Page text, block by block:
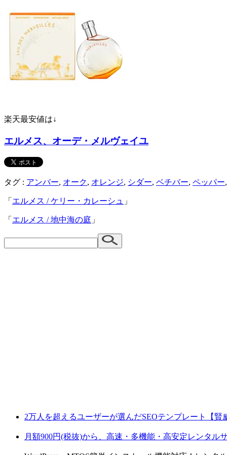
楽天最安値は↓
エルメス、オーデ・メルヴェイユ
タグ : アンバー, オーク, オレンジ, シダー, ベチバー, ペッパー,
「 エルメス / ケリー・カレーシュ 」
「 エルメス / 地中海の庭 」
2万人を超えるユーザーが選んだSEOテンプレート【賢
月額900円(税抜)から、高速・多機能・高安定レンタル